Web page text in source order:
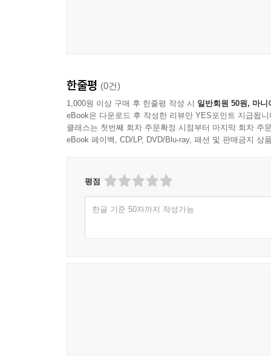
진정한 얼굴은 무엇이며 앞으로 미국 정치는
못하더라도, 이 다양한 질문에 대한 다양한 시
되짚어줄 것이다.
“내가 살아온 내내 미국인은 힐러리 클린턴을
살아온 여자가 여전히 베일에 싸인 신비로운 존재
한줄평 (0건)
1,000원 이상 구매 후 한줄평 작성 시 일반회원 50원, 마니
eBook은 다운로드 후 작성한 리뷰만 YES포인트 지급됩니
클래스는 첫번째 회차 주문확정 시점부터 마지막 회차 주
eBook 페이백, CD/LP, DVD/Blu-ray, 패션 및 판매금지 상
평점
한글 기준 50자까지 작성가능